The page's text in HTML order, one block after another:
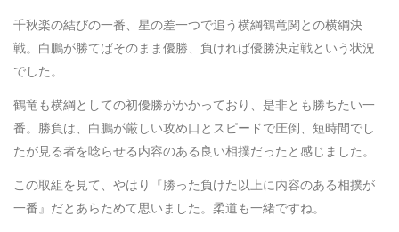
千秋楽の結びの一番、星の差一つで追う横綱鶴竜関との横綱決
戦。白鵬が勝てばそのまま優勝、負ければ優勝決定戦という状況
でした。
鶴竜も横綱としての初優勝がかかっており、是非とも勝ちたい一
番。勝負は、白鵬が厳しい攻め口とスピードで圧倒、短時間でし
たが見る者を唸らせる内容のある良い相撲だったと感じました。
この取組を見て、やはり『勝った負けた以上に内容のある相撲が
一番』だとあらためて思いました。柔道も一緒ですね。